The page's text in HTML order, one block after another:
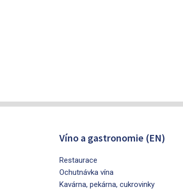
Víno a gastronomie (EN)
Restaurace
Ochutnávka vína
Kavárna, pekárna, cukrovinky